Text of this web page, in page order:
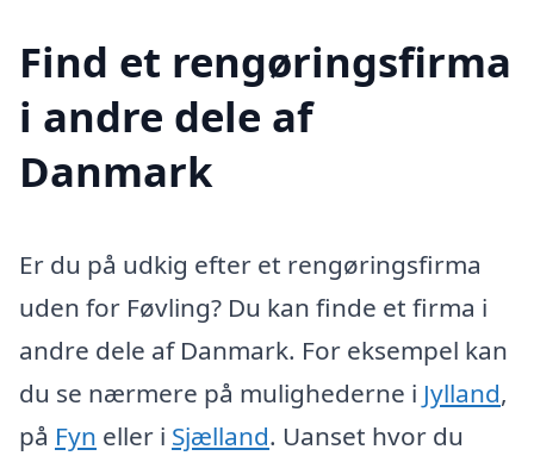
Find et rengøringsfirma
i andre dele af
Danmark
Er du på udkig efter et rengøringsfirma
uden for Føvling? Du kan finde et firma i
andre dele af Danmark. For eksempel kan
du se nærmere på mulighederne i Jylland,
på Fyn eller i Sjælland. Uanset hvor du